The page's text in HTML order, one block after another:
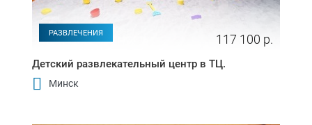
РАЗВЛЕЧЕНИЯ 117 100 р.
Детский развлекательный центр в ТЦ.
Минск